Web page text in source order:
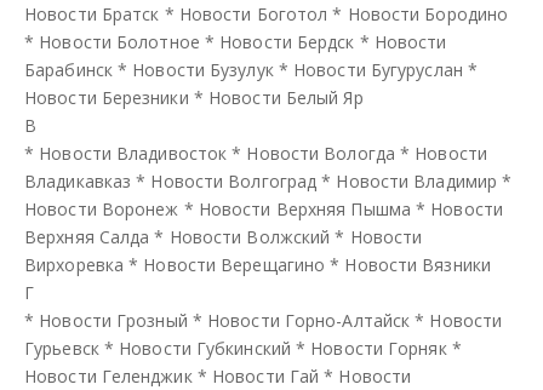
Новости Братск * Новости Боготол * Новости Бородино
* Новости Болотное * Новости Бердск * Новости
Барабинск* Новости Бузулук* Новости Бугуруслан *
Новости Березники * Новости Белый Яр
В
* Новости Владивосток * Новости Вологда * Новости
Владикавказ * Новости Волгоград * Новости Владимир *
Новости Воронеж * Новости Верхняя Пышма * Новости
Верхняя Салда * Новости Волжский * Новости
Вирхоревка * Новости Верещагино * Новости Вязники
Г
* Новости Грозный * Новости Горно-Алтайск * Новости
Гурьевск* Новости Губкинский * Новости Горняк*
Новости Геленджик* Новости Гай * Новости